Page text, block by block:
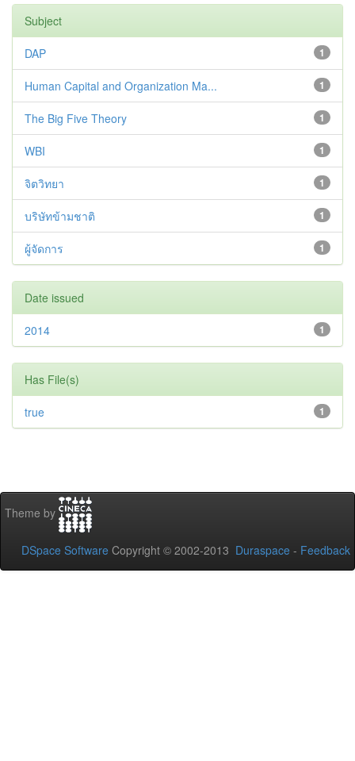
Subject
1
DAP
1
Human Capital and Organization Ma...
1
The Big Five Theory
1
WBI
1
จิตวิทยา
1
บริษัทข้ามชาติ
1
ผู้จัดการ
Date issued
1
2014
Has File(s)
1
true
Theme by
DSpace Software Copyright © 2002-2013 Duraspace - Feedback